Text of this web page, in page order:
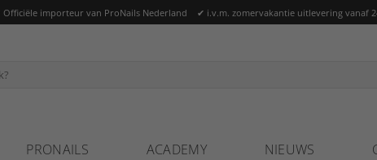
importeur van ProNails Nederland ✔ i.v.m. zomervakantie uitlevering vanaf
PRONAILS ACADEMY NIEUWS